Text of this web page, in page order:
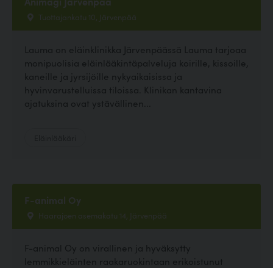
Tuottajankatu 10, Järvenpää
Lauma on eläinklinikka Järvenpäässä Lauma tarjoaa
monipuolisia eläinlääkintäpalveluja koirille, kissoille,
kaneille ja jyrsijöille nykyaikaisissa ja
hyvinvarustelluissa tiloissa. Klinikan kantavina
ajatuksina ovat ystävällinen...
F-animal Oy
Haarajoen asemakatu 14, Järvenpää
F-animal Oy on virallinen ja hyväksytty
lemmikkieläinten raakaruokintaan erikoistunut